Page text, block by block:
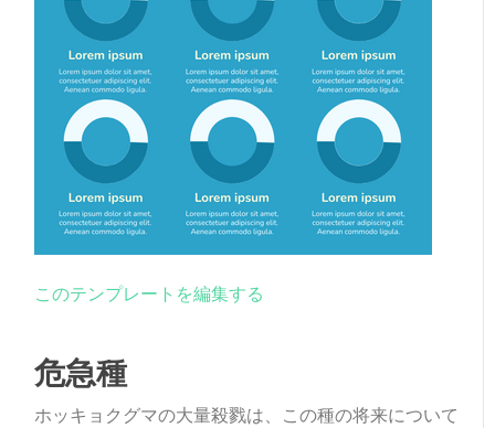
このテンプレートを編集する
危急種
ホッキョクグマの大量殺戮は、この種の将来について